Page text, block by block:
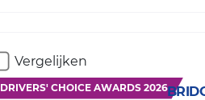
Vergelijken
DRIVERS' CHOICE AWARDS 2026